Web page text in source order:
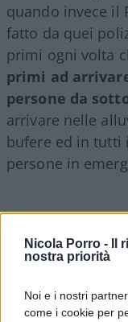
Nicola Porro -
Il
nostra priorità
Noi e i nostri
come i cookie per
quando invece il
fatto da quei
primi ogni volta
primi ad
persone da
arrivare nelle
bufere ed in tutti
persone in
Basti vedere le
ponte di
cattivi e